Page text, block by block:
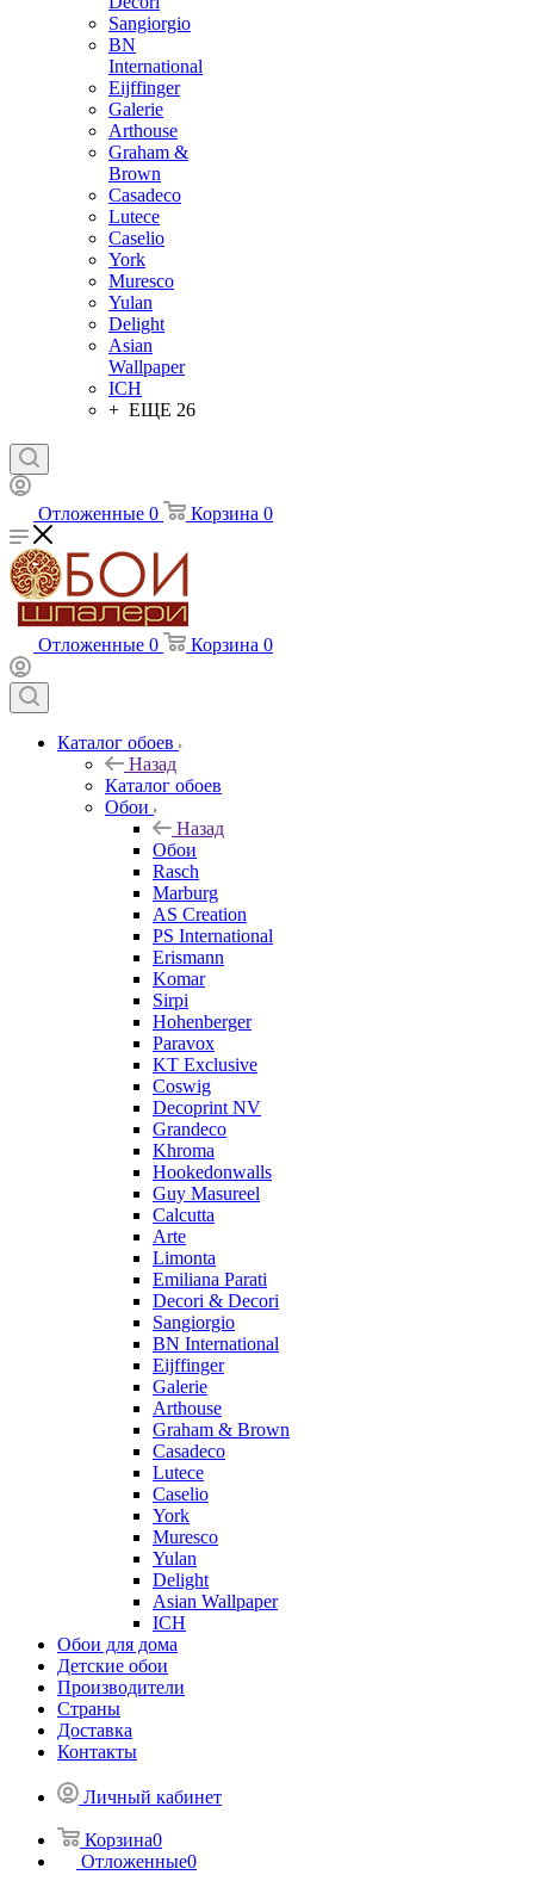
Sangiorgio
BN
International
Eijffinger
Galerie
Arthouse
Graham &
Brown
Casadeco
Lutece
Caselio
York
Muresco
Yulan
Delight
Asian
Wallpaper
ICH
+ ЕЩЕ 26
Отложенные 0 Корзина 0
Отложенные 0 Корзина 0
Каталог обоев
Назад
Каталог обоев
Обои
Назад
Обои
Rasch
Marburg
AS Creation
PS International
Erismann
Komar
Sirpi
Hohenberger
Paravox
KT Exclusive
Coswig
Decoprint NV
Grandeco
Khroma
Hookedonwalls
Guy Masureel
Calcutta
Arte
Limonta
Emiliana Parati
Decori & Decori
Sangiorgio
BN International
Eijffinger
Galerie
Arthouse
Graham & Brown
Casadeco
Lutece
Caselio
York
Muresco
Yulan
Delight
Asian Wallpaper
ICH
Обои для дома
Детские обои
Производители
Страны
Доставка
Контакты
Личный кабинет
Корзина0
Отложенные0